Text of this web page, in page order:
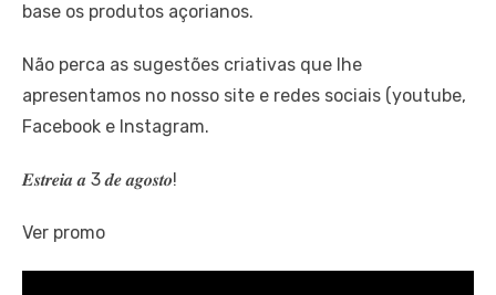
base os produtos açorianos.
Não perca as sugestões criativas que lhe
apresentamos no nosso site e redes sociais (youtube,
Facebook e Instagram.
𝑬𝒔𝒕𝒓𝒆𝒊𝒂 𝒂 3 𝒅𝒆 𝒂𝒈𝒐𝒔𝒕𝒐!
Ver promo